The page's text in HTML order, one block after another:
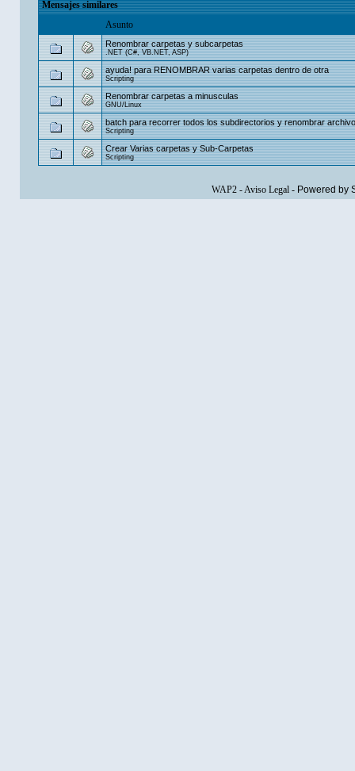
Mensajes similares
Asunto
Renombrar carpetas y subcarpetas
.NET (C#, VB.NET, ASP)
ayuda! para RENOMBRAR varias carpetas dentro de otra
Scripting
Renombrar carpetas a minusculas
GNU/Linux
batch para recorrer todos los subdirectorios y renombrar
Scripting
Crear Varias carpetas y Sub-Carpetas
Scripting
WAP2-Aviso Legal- Powered by